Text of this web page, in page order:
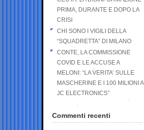
PRIMA, DURANTE E DOPO LA
CRISI
CHI SONO I VIGILI DELLA
“SQUADRETTA” DI MILANO
CONTE, LA COMMISSIONE
COVID E LE ACCUSE A
MELONI: “LA VERITA’ SULLE
MASCHERINE E I 100 MILIONI A
JC ELECTRONICS”
Commenti recenti